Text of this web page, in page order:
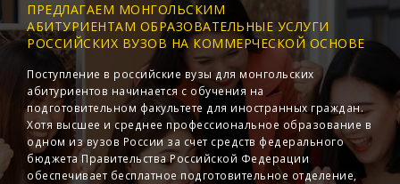
ПРЕДЛАГАЕМ МОНГОЛЬСКИМ
АБИТУРИЕНТАМ ОБРАЗОВАТЕЛЬНЫЕ УСЛУГИ
РОССИЙСКИХ ВУЗОВ НА КОММЕРЧЕСКОЙ ОСНОВЕ
Поступление в российские вузы для монгольских
абитуриентов начинается с обучения на
подготовительном факультете для иностранных граждан.
Хотя высшее и среднее профессиональное образование в
одном из вузов России за счет средств федерального
бюджета Правительства Российской Федерации
обеспечивает бесплатное подготовительное отделение,